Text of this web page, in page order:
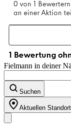
Fielmann in deiner
Suchen
Aktuellen